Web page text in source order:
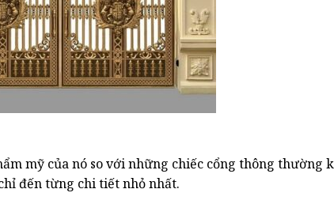
mỹ của nó so với những chiếc cổng thông thường
đến từng chi tiết nhỏ nhất.